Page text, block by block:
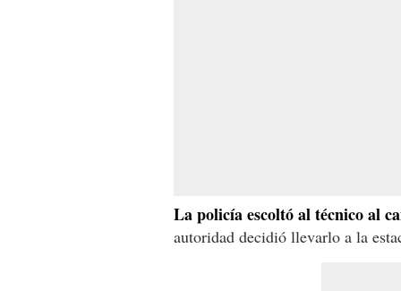
La policía escoltó al técnico al
autoridad decidió llevarlo a la